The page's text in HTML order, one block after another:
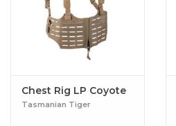
Chest Rig LP Coyote
Tasmanian Tiger